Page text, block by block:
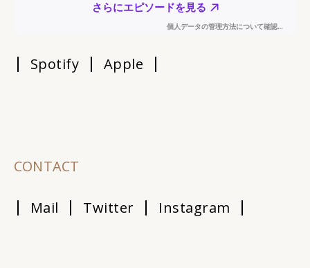
Spotify Apple
CONTACT
Mail Twitter Instagram